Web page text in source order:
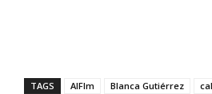
TAGS AIFIm Blanca Gutiérrez